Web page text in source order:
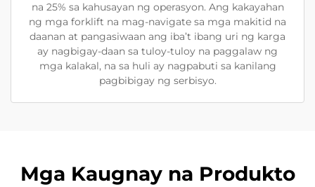
na 25% sa kahusayan ng operasyon. Ang kakayahan
ng mga forklift na mag-navigate sa mga makitid na
daanan at pangasiwaan ang iba’t ibang uri ng karga
ay nagbigay-daan sa tuloy-tuloy na paggalaw ng
mga kalakal, na sa huli ay nagpabuti sa kanilang
pagbibigay ng serbisyo.
Mga Kaugnay na Produkto